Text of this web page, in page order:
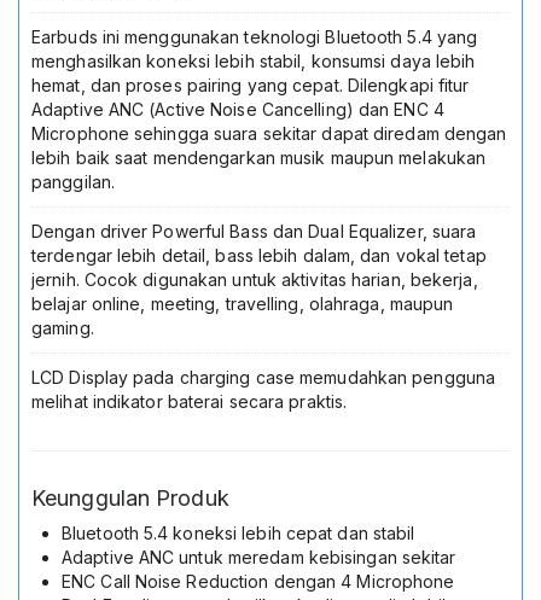
Garansi
Resmi
Warna
Putih
Earbuds ini menggunakan teknologi Bluetooth 5.4 yang
menghasilkan koneksi lebih stabil, konsumsi daya lebih
hemat, dan proses pairing yang cepat. Dilengkapi fitur
Adaptive ANC (Active Noise Cancelling) dan ENC 4
Microphone sehingga suara sekitar dapat diredam dengan
lebih baik saat mendengarkan musik maupun melakukan
panggilan.
Dengan driver Powerful Bass dan Dual Equalizer, suara
terdengar lebih detail, bass lebih dalam, dan vokal tetap
jernih. Cocok digunakan untuk aktivitas harian, bekerja,
belajar online, meeting, travelling, olahraga, maupun
gaming.
LCD Display pada charging case memudahkan pengguna
melihat indikator baterai secara praktis.
Keunggulan Produk
Bluetooth 5.4 koneksi lebih cepat dan stabil
Adaptive ANC untuk meredam kebisingan sekitar
ENC Call Noise Reduction dengan 4 Microphone